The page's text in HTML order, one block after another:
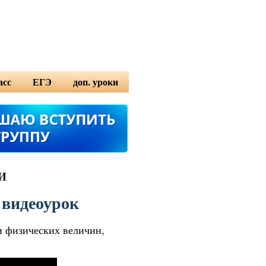
11 класс
11 класс
11 класс
ЕГЭ
ЕГЭ по математике
ЕГЭ по физике
ЕГЭ по информатике
доп. уроки
английский язык
немецкие язык
физических величин,